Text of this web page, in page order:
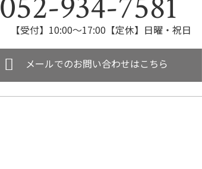
【受付】10:00～17:00【定休】日曜・祝日
メールでのお問い合わせはこちら